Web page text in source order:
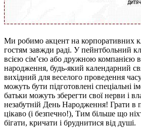
Ми робимо акцент на корпоративних
гостям завжди раді. У пейнтбольний
всією сім’єю або дружною компанією
народження, будь-який календарний
вихідний для веселого проведення
можуть бути підготовлені спеціальні
батьки можуть зберегти свої нерви і
незабутній День Народження! Грати в
цікаво (і безпечно!), Тим більше що
бігати, кричати і бруднитися від душі.